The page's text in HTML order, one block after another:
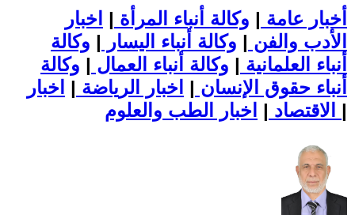
أخبار عامة | وكالة أنباء المرأة | اخبار
الأدب والفن | وكالة أنباء اليسار | وكالة
أنباء العلمانية | وكالة أنباء العمال | وكالة
أنباء حقوق الإنسان | اخبار الرياضة | اخبار
الاقتصاد | |